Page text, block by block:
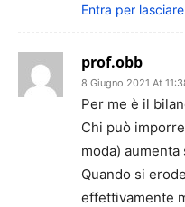
Entra per
prof.obb
8 Giugno 2021 At
Per me è il
Chi può
moda)
Quando si
effettivamente